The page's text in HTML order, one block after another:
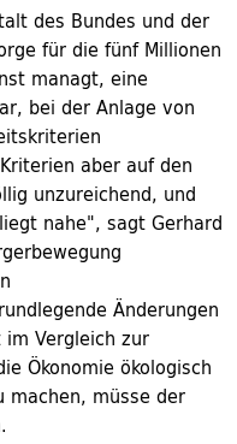
des Bundes und der
für die fünf Millionen
managt, eine
bei der Anlage von
aber auf den
unzureichend, und
nahe", sagt Gerhard
Änderungen
Vergleich zur
Ökonomie ökologisch
müsse der